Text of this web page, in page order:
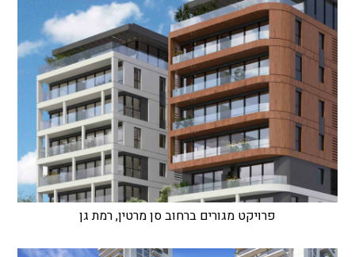
פרויקט מגורים ברחוב סן מרטין, רמת גן